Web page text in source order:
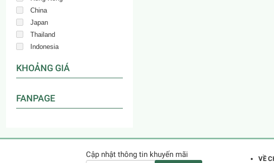
China
Japan
Thailand
Indonesia
KHOẢNG GIÁ
FANPAGE
Cập nhật thông tin khuyến mãi VỀ